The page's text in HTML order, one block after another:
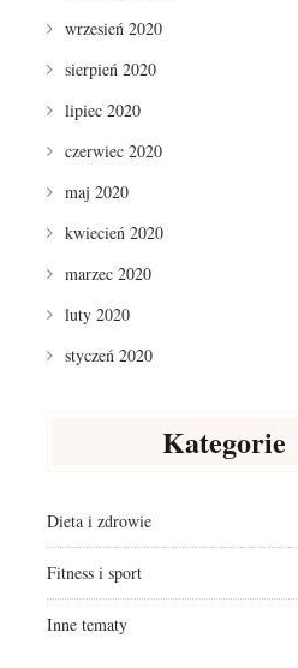
wrzesień 2020
sierpień 2020
lipiec 2020
czerwiec 2020
maj 2020
kwiecień 2020
marzec 2020
luty 2020
styczeń 2020
Kategorie
Dieta i zdrowie
Fitness i sport
Inne tematy